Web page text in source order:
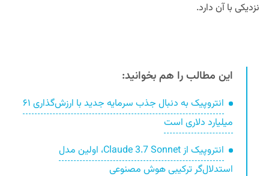
نزدیکی با آن دارد.
این مطالب را هم بخوانید:
انتروپیک به دنبال جذب سرمایه جدید با ارزش‌گذاری ۶۱
میلیارد دلاری است
انتروپیک از Claude 3.7 Sonnet، اولین مدل
استدلال‌گر ترکیبی هوش مصنوعی